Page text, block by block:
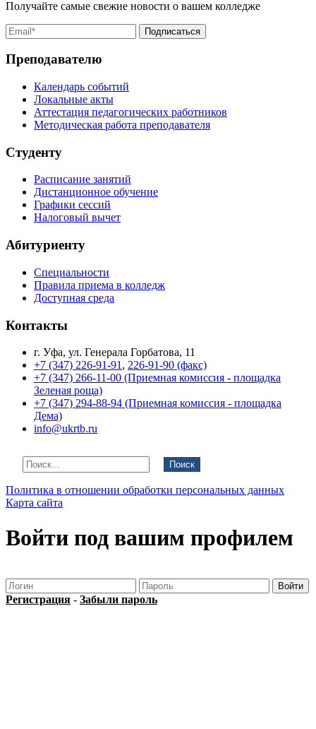
Получайте самые свежие новости о вашем колледже
Преподавателю
Календарь событий
Локальные акты
Аттестация педагогических работников
Методическая работа преподавателя
Студенту
Расписание занятий
Дистанционное обучение
Графики сессий
Налоговый вычет
Абитуриенту
Специальности
Правила приема в колледж
Доступная среда
Контакты
г. Уфа, ул. Генерала Горбатова, 11
+7 (347) 226-91-91 , 226-91-90 (факс)
+7 (347) 266-11-00 (Приемная комиссия - площадка
Зеленая роща)
+7 (347) 294-88-94 (Приемная комиссия - площадка
Дема)
info@ukrtb.ru
Поиск
Политика в отношении обработки персональных данных
Карта сайта
Войти под вашим профилем
Регистрация - Забыли пароль